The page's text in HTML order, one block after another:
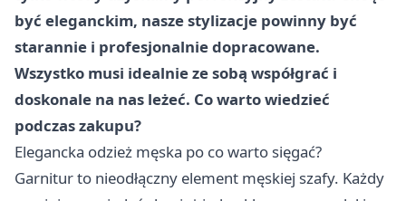
być eleganckim, nasze stylizacje powinny być
starannie i profesjonalnie dopracowane.
Wszystko musi idealnie ze sobą współgrać i
doskonale na nas leżeć. Co warto wiedzieć
podczas zakupu?
Elegancka odzież męska po co warto sięgać?
Garnitur to nieodłączny element męskiej szafy. Każdy